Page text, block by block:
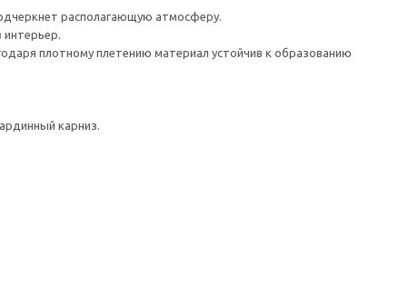
располагающую атмосферу.
плотному плетению материал устойчив к образованию
карниз.